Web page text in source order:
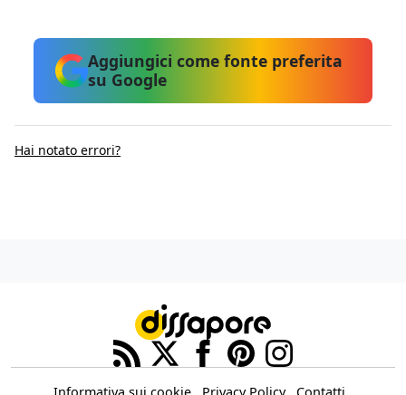
Aggiungici come fonte preferita
su Google
Hai notato errori?